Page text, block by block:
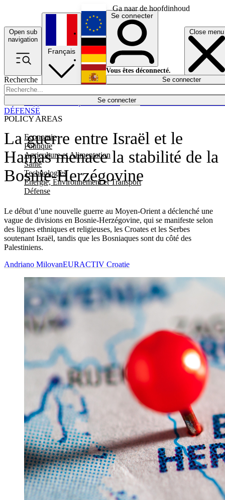
Ga naar de hoofdinhoud
Open sub
navigation
Close menu
Recherche
Se connecter
POLICY AREAS
Economie
Politique
Agriculture et Alimentation
Santé
Technologies
Energie, Environnement et Transport
Défense
Économie
Français
English
Deutsch
Español
Se connecter
Vous êtes déconnecté.
Se connecter
La guerre entre Israël et le
Hamas menace la stabilité de la
Bosnie-Herzégovine
Le début d’une nouvelle guerre au Moyen-Orient a déclenché une
vague de divisions en Bosnie-Herzégovine, qui se manifeste selon
des lignes ethniques et religieuses, les Croates et les Serbes
soutenant Israël, tandis que les Bosniaques sont du côté des
Palestiniens.
DÉFENSE
Andriano MilovanEURACTIV Croatie